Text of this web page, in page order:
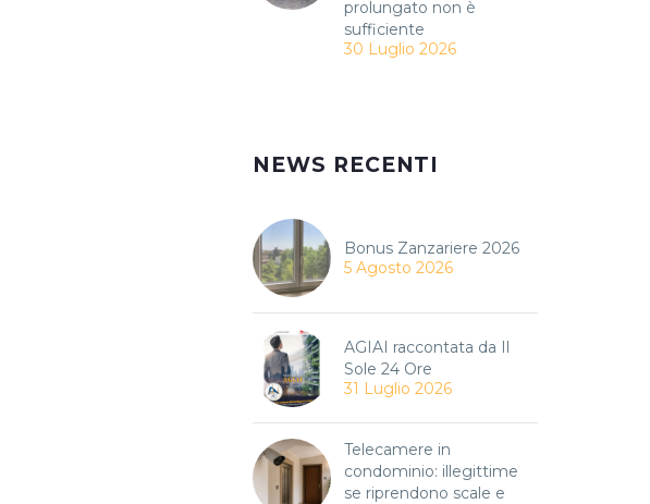
prolungato non è
sufficiente
30 Luglio 2026
NEWS RECENTI
Bonus Zanzariere 2026
5 Agosto 2026
AGIAI raccontata da Il
Sole 24 Ore
31 Luglio 2026
Telecamere in
condominio: illegittime
se riprendono scale e